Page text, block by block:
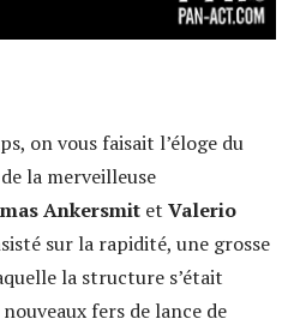
on vous faisait l’éloge du
la merveilleuse
Ankersmit et Valerio
sur la rapidité, une grosse
la structure s’était
fers de lance de